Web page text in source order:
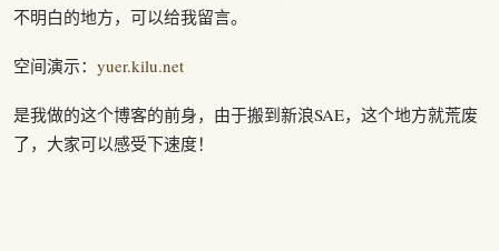
不明白的地方，可以给我留言。
空间演示： yuer.kilu.net
是我做的这个博客的前身，由于搬到新浪SAE，这个地方就荒废
了，大家可以感受下速度！